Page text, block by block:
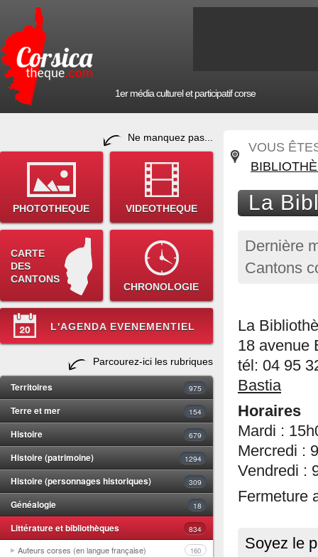
1er média culturel et participatif corse
Ne manquez pas...
PHOTOTHEQUE VIDEOTHEQUE
CARTE
DES
CANTONS
CHRONOLOGIE
L'AGENDA EVENEMENTIEL
Parcourez-ici les rubriques
Territoires 975
Terre et mer 154
Histoire 679
Histoire (patrimoine) 1294
Histoire (personnages historiques) 309
Généalogie 18
Littérature et bibliothèques 834
Auteurs corses (en langue française) 160
VOUS
La
Dernière
Cantons
La
18 avenue
tél: 04 95
Bastia
Horaires
Mardi :
Mercredi :
Vendredi :
Fermeture
Soyez le